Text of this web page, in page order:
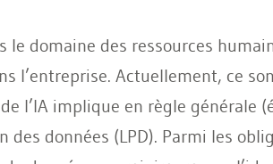
domaine des ressources
l’entreprise. Actuellement, ce
l’IA implique en règle générale
des données (LPD). Parmi les